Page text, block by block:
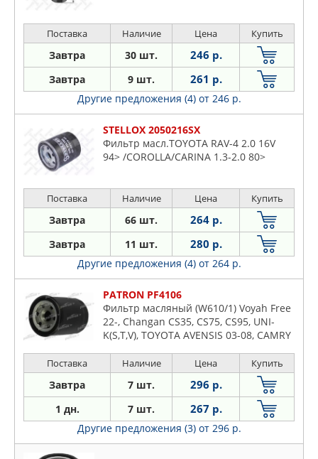
Поставка Наличие Цена Купить
Завтра 30 шт. 246 р.
Завтра 9 шт. 261 р.
Другие предложения (4) от 246 р.
STELLOX 2050216SX
Фильтр масл.TOYOTA RAV-4 2.0 16V
94> /COROLLA/CARINA 1.3-2.0 80>
Поставка Наличие Цена Купить
Завтра 66 шт. 264 р.
Завтра 11 шт. 280 р.
Другие предложения (4) от 264 р.
PATRON PF4106
Фильтр масляный (W610/1) Voyah Free
22-, Changan CS35, CS75, CS95, UNI-
K(S,T,V), TOYOTA AVENSIS 03-08, CAMRY
MR2 84-90
Поставка Наличие Цена Купить
Завтра 7 шт. 296 р.
1 дн. 7 шт. 267 р.
Другие предложения (3) от 296 р.